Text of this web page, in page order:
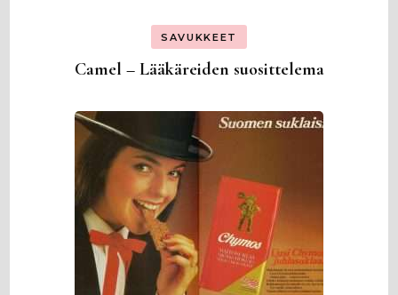
SAVUKKEET
Camel – Lääkäreiden suosittelema